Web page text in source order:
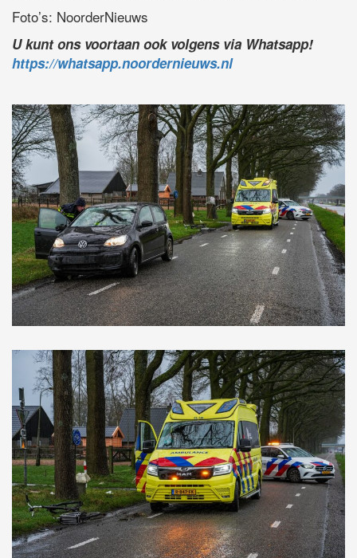
Foto’s: NoorderNieuws
U kunt ons voortaan ook volgens via Whatsapp!
https://whatsapp.noordernieuws.nl